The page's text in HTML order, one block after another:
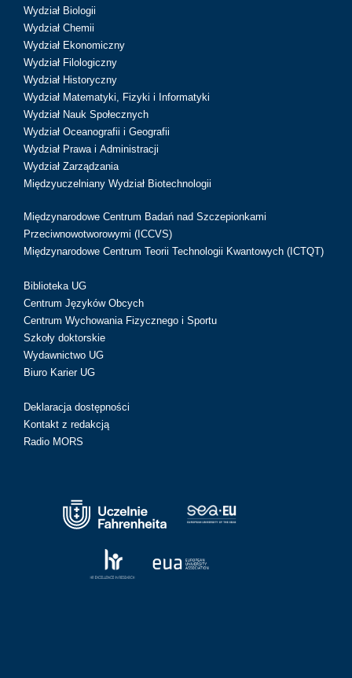
Wydział Biologii
Wydział Chemii
Wydział Ekonomiczny
Wydział Filologiczny
Wydział Historyczny
Wydział Matematyki, Fizyki i Informatyki
Wydział Nauk Społecznych
Wydział Oceanografii i Geografii
Wydział Prawa i Administracji
Wydział Zarządzania
Międzyuczelniany Wydział Biotechnologii
Międzynarodowe Centrum Badań nad Szczepionkami
Przeciwnowotworowymi (ICCVS)
Międzynarodowe Centrum Teorii Technologii Kwantowych (ICTQT)
Biblioteka UG
Centrum Języków Obcych
Centrum Wychowania Fizycznego i Sportu
Szkoły doktorskie
Wydawnictwo UG
Biuro Karier UG
Deklaracja dostępności
Kontakt z redakcją
Radio MORS